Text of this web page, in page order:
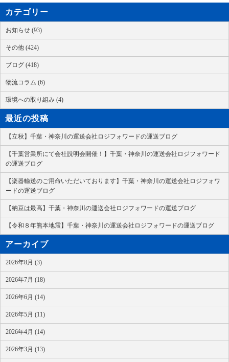
カテゴリー
お知らせ (93)
その他 (424)
ブログ (418)
物流コラム (6)
環境への取り組み (4)
最近の投稿
【立秋】千葉・神奈川の運送会社ロジフォワードの運送ブログ
【千葉営業所にて会社説明会開催！】千葉・神奈川の運送会社ロジフォワード
の運送ブログ
【楽器輸送のご用命いただいております】千葉・神奈川の運送会社ロジフォワ
ードの運送ブログ
【納豆は最高】千葉・神奈川の運送会社ロジフォワードの運送ブログ
【令和８年熊本地震】千葉・神奈川の運送会社ロジフォワードの運送ブログ
アーカイブ
2026年8月 (3)
2026年7月 (18)
2026年6月 (14)
2026年5月 (11)
2026年4月 (14)
2026年3月 (13)